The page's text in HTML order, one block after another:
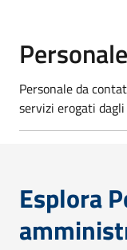
Personale da
servizi erogati
Esplora